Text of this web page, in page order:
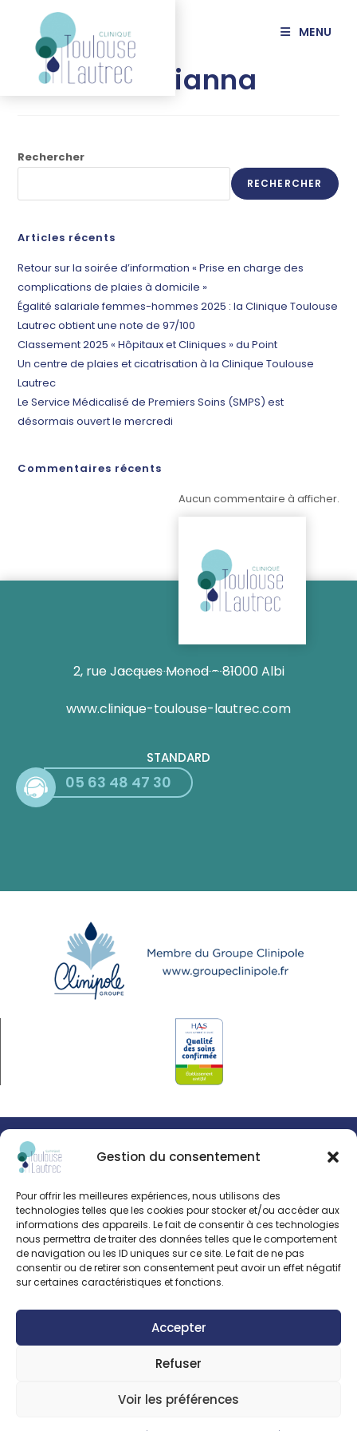
Gestion du consentement
Pour offrir les meilleures expériences, nous utilisons des
technologies telles que les cookies pour stocker et/ou accéder aux
informations des appareils. Le fait de consentir à ces technologies
nous permettra de traiter des données telles que le comportement
de navigation ou les ID uniques sur ce site. Le fait de ne pas
consentir ou de retirer son consentement peut avoir un effet négatif
sur certaines caractéristiques et fonctions.
Accepter
Refuser
Voir les préférences
principal
MENU
DESPRES Orianna
Rechercher
RECHERCHER
Articles récents
Retour sur la soirée d’information « Prise en charge des
complications de plaies à domicile »
Égalité salariale femmes-hommes 2025 : la Clinique Toulouse
Lautrec obtient une note de 97/100
Classement 2025 « Hôpitaux et Cliniques » du Point
Un centre de plaies et cicatrisation à la Clinique Toulouse
Lautrec
Le Service Médicalisé de Premiers Soins (SMPS) est
désormais ouvert le mercredi
Commentaires récents
Aucun commentaire à afficher.
2, rue Jacques Monod - 81000 Albi
www.clinique-toulouse-lautrec.com
STANDARD
05 63 48 47 30
Annuaire praticiens
Plan du site
Mentions légales